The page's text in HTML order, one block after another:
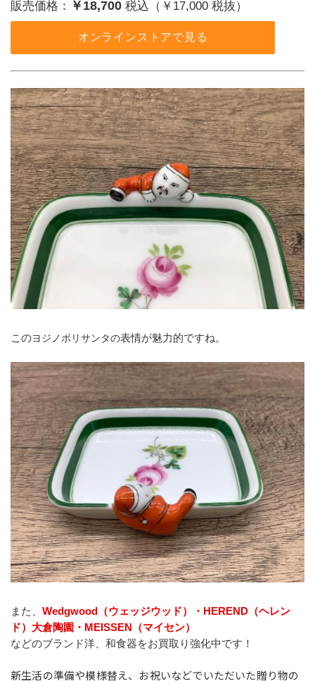
販売価格： ￥18,700 税込（￥17,000 税抜）
オンラインストアで見る
このヨジノボリサンタの表情が魅力的ですね。
また、 Wedgwood（ウェッジウッド）・HEREND（ヘレン
ド）大倉陶園・MEISSEN（マイセン）
などのブランド洋、和食器をお買取り強化中です！
新生活の準備や模様替え、お祝いなどでいただいた贈り物の